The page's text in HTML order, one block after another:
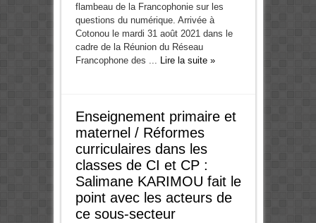
flambeau de la Francophonie sur les
questions du numérique. Arrivée à
Cotonou le mardi 31 août 2021 dans le
cadre de la Réunion du Réseau
Francophone des ... Lire la suite »
Enseignement primaire et
maternel / Réformes
curriculaires dans les
classes de CI et CP :
Salimane KARIMOU fait le
point avec les acteurs de
ce sous-secteur